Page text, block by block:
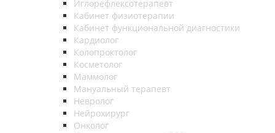
Иглорефлексотерапевт
Кабинет физиотерапии
Кабинет функциональной диагностики
Кардиолог
Колопроктолог
Косметолог
Маммолог
Мануальный терапевт
Невролог
Нейрохирург
Онколог